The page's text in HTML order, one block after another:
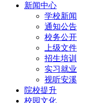
新闻中心
学校新闻
通知公告
校务公开
上级文件
招生培训
实习就业
视听安溪
院校提升
校园文化